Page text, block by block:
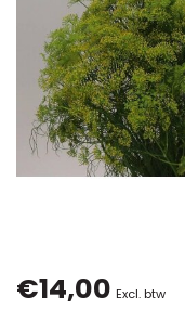
€14,00 Excl. btw